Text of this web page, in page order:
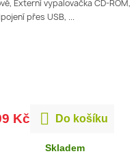
Externí vypalovačka CD-ROM,
přes USB, ...
Kč  Do košíku
Skladem